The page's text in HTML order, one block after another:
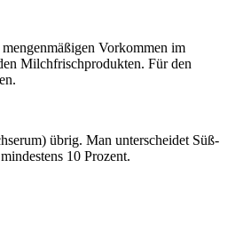
Vorkommen im
Milchfrischprodukten. Für den
übrig. Man unterscheidet Süß-
10 Prozent.